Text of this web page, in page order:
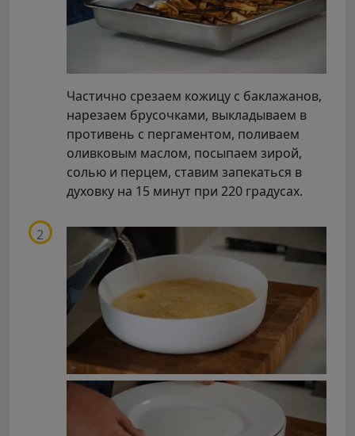
Частично срезаем кожицу с баклажанов,
нарезаем брусочками, выкладываем в
противень с пергаментом, поливаем
оливковым маслом, посыпаем зирой,
солью и перцем, ставим запекаться в
духовку на 15 минут при 220 градусах.